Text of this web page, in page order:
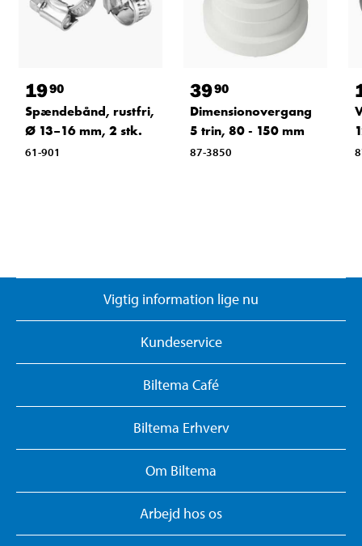
1990
Spændebånd, rustfri,
Ø 13–16 mm, 2 stk.
61-901
3990
Dimensionovergang
5 trin, 80 - 150 mm
87-3850
Vigtig information lige nu
Kundeservice
Biltema Café
Biltema Erhverv
Om Biltema
Arbejd hos os